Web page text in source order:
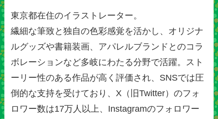
東京都在住のイラストレーター。
繊細な筆致と独自の色彩感覚を活かし、オリジナ
ルグッズや書籍装画、アパレルブランドとのコラ
ボレーションなど多岐にわたる分野で活躍。スト
ーリー性のある作品が高く評価され、SNSでは圧
倒的な支持を受けており、X（旧Twitter）のフォ
ロワー数は17万人以上、Instagramのフォロワー